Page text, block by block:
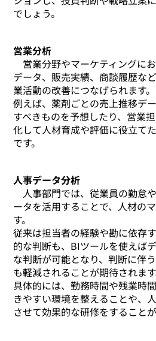
でしょう。
営業分析
営業分野やマーケティングに
データ、販売実績、商談履歴な
業活動の改善につなげられます。
例えば、薬剤ごとの売上推移デ
すべきものを予想したり、営業
化して人材育成や評価に役立て
です。
人事データ分析
人事部門では、従業員の勤怠
ータを活用することで、人材の
す。
従来は担当者の経験や勘に依存
的な判断も、BIツールを使えば
な判断が可能となり、判断に伴
も軽減されることが期待されます
具体的には、勤務時間や残業時
きやすい環境を整えることや、
させて効果的な研修をすることが